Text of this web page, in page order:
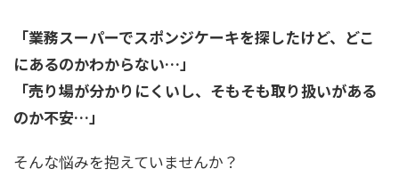
「業務スーパーでスポンジケーキを探したけど、どこ
にあるのかわからない…」
「売り場が分かりにくいし、そもそも取り扱いがある
のか不安…」
そんな悩みを抱えていませんか？